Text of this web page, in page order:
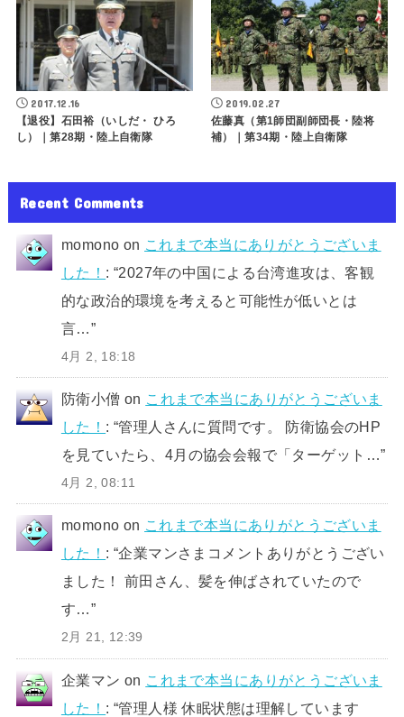
2017.12.16
【退役】石田裕（いしだ・ ひろ
し）｜第28期・陸上自衛隊
2019.02.27
佐藤真（第1師団副師団長・陸将
補）｜第34期・陸上自衛隊
Recent Comments
momono on これまで本当にありがとうございま
した！ : “2027年の中国による台湾進攻は、客観
的な政治的環境を考えると可能性が低いとは
言… ”
4月 2, 18:18
防衛小僧 on これまで本当にありがとうございま
した！ : “管理人さんに質問です。 防衛協会のHP
を見ていたら、4月の協会会報で「ターゲット…”
4月 2, 08:11
momono on これまで本当にありがとうございま
した！ : “企業マンさまコメントありがとうござい
ました！ 前田さん、髪を伸ばされていたので
す…”
2月 21, 12:39
企業マン on これまで本当にありがとうございま
した！ : “管理人様 休眠状態は理解しています